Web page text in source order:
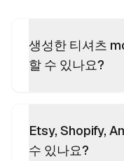
생성한 티셔츠
할 수 있나요?
Etsy, Shopify,
수 있나요?